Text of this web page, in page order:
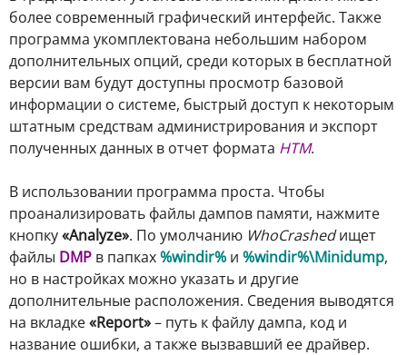
более современный графический интерфейс. Также
программа укомплектована небольшим набором
дополнительных опций, среди которых в бесплатной
версии вам будут доступны просмотр базовой
информации о системе, быстрый доступ к некоторым
штатным средствам администрирования и экспорт
полученных данных в отчет формата HTM.
В использовании программа проста. Чтобы
проанализировать файлы дампов памяти, нажмите
кнопку«Analyze». По умолчанию WhoCrashedищет
файлы DMP в папках%windir% и %windir%\Minidump,
но в настройках можно указать и другие
дополнительные расположения. Сведения выводятся
на вкладке«Report»– путь к файлу дампа, код и
название ошибки, а также вызвавший ее драйвер.